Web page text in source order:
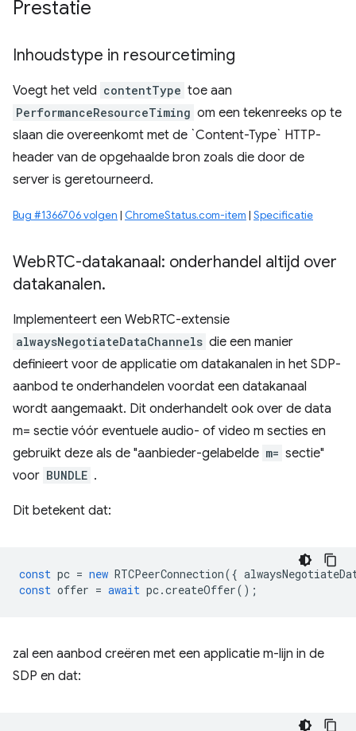
Prestatie
Inhoudstype in resourcetiming
Voegt het veld contentType toe aan
PerformanceResourceTiming om een ​​tekenreeks op te
slaan die overeenkomt met de `Content-Type` HTTP-
header van de opgehaalde bron zoals die door de
server is geretourneerd.
Bug #1366706 volgen | ChromeStatus.com-item | Specificatie
WebRTC-datakanaal: onderhandel altijd over
datakanalen.
Implementeert een WebRTC-extensie
alwaysNegotiateDataChannels die een manier
definieert voor de applicatie om datakanalen in het SDP-
aanbod te onderhandelen voordat een datakanaal
wordt aangemaakt. Dit onderhandelt ook over de data
m= sectie vóór eventuele audio- of video m secties en
gebruikt deze als de "aanbieder-gelabelde m= sectie"
voor BUNDLE .
Dit betekent dat:
const pc = new RTCPeerConnection({
const offer = await pc.createOffer();
zal een aanbod creëren met een applicatie m-lijn in de
SDP en dat: